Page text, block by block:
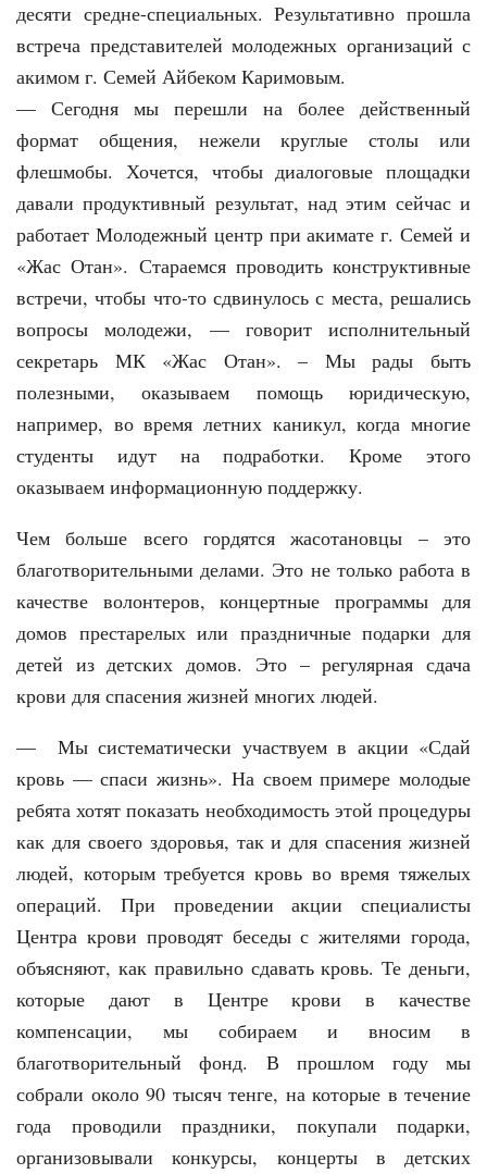
десяти средне-специальных. Результативно прошла
встреча представителей молодежных организаций с
акимом г. Семей Айбеком Каримовым.
— Сегодня мы перешли на более действенный
формат общения, нежели круглые столы или
флешмобы. Хочется, чтобы диалоговые площадки
давали продуктивный результат, над этим сейчас и
работает Молодежный центр при акимате г. Семей и
«Жас Отан». Стараемся проводить конструктивные
встречи, чтобы что-то сдвинулось с места, решались
вопросы молодежи, — говорит исполнительный
секретарь МК «Жас Отан». – Мы рады быть
полезными, оказываем помощь юридическую,
например, во время летних каникул, когда многие
студенты идут на подработки. Кроме этого
оказываем информационную поддержку.
Чем больше всего гордятся жасотановцы – это
благотворительными делами. Это не только работа в
качестве волонтеров, концертные программы для
домов престарелых или праздничные подарки для
детей из детских домов. Это – регулярная сдача
крови для спасения жизней многих людей.
— Мы систематически участвуем в акции «Сдай
кровь — спаси жизнь». На своем примере молодые
ребята хотят показать необходимость этой процедуры
как для своего здоровья, так и для спасения жизней
людей, которым требуется кровь во время тяжелых
операций. При проведении акции специалисты
Центра крови проводят беседы с жителями города,
объясняют, как правильно сдавать кровь. Те деньги,
которые дают в Центре крови в качестве
компенсации, мы собираем и вносим в
благотворительный фонд. В прошлом году мы
собрали около 90 тысяч тенге, на которые в течение
года проводили праздники, покупали подарки,
организовывали конкурсы, концерты в детских